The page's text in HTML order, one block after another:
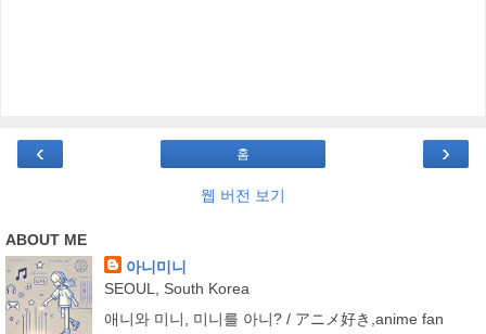
‹ ›
홈
웹 버전 보기
ABOUT ME
아니미니
SEOUL, South Korea
애니와 미니, 미니를 아니? / アニメ好き,anime fan